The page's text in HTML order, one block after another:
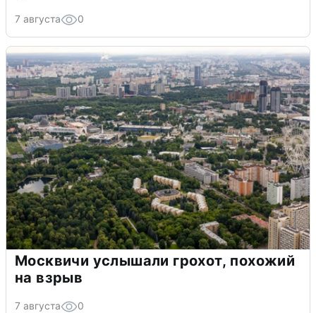
7 августа 0
Москвичи услышали грохот, похожий
на взрыв
7 августа 0